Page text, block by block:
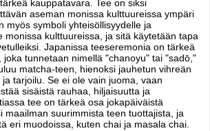
kauppatavara. Tee on siksi
aseman monissa kulttuureissa ympäri
myös symboli yhteisöllisyydelle ja
monissa kulttuureissa, ja sitä käytetään tapa
Japanissa teeseremonia on tärkeä
joka tunnetaan nimellä "chanoyu" tai "sadō,"
matcha-teen, hienoksi jauhetun vihreän
tarjoilu. Se ei ole vain juoma, vaan
sisäistä rauhaa, hiljaisuutta ja
tee on tärkeä osa jokapäiväistä
maailman suurimmista teen tuottajista, ja
eri muodoissa, kuten chai ja masala chai.